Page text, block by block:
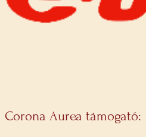
Corona Aurea támogató: